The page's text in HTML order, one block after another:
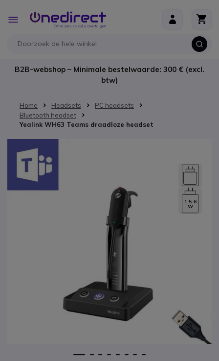
Toggle
Nav
B2B-webshop – Minimale bestelwaarde: 300 € (excl.
btw)
Home Headsets
PC headsets
Bluetooth headset
Yealink WH63 Teams draadloze headset
1.5-6
W